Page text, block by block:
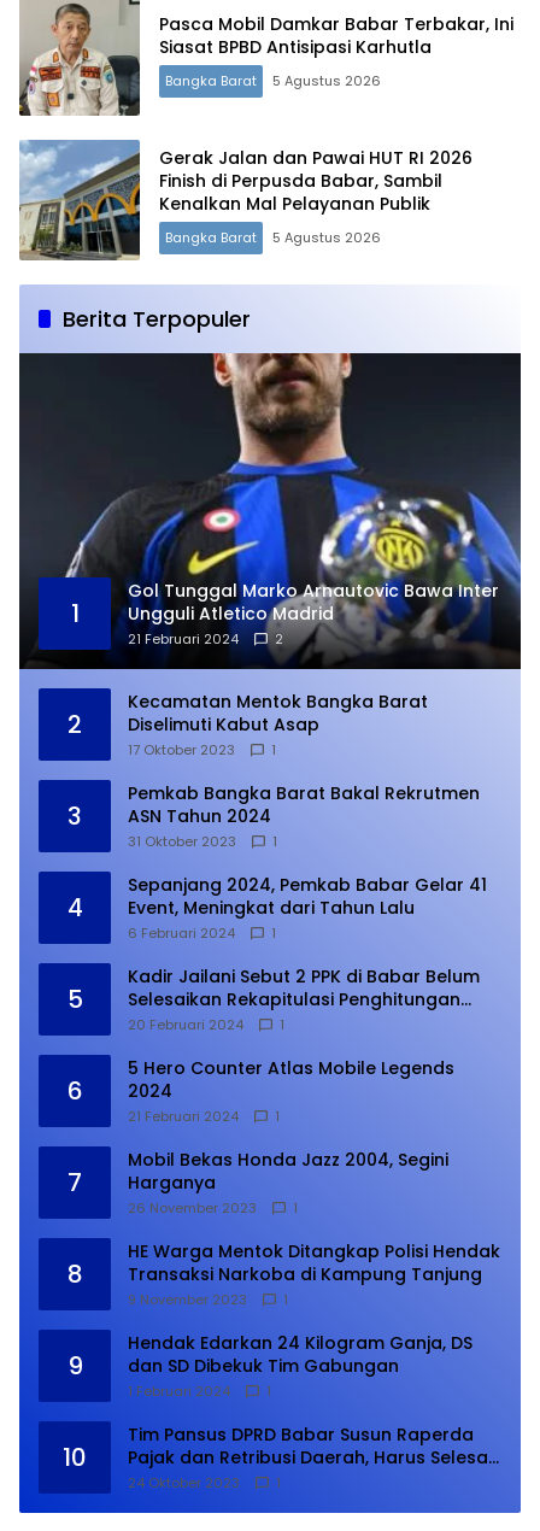
Pasca Mobil Damkar Babar Terbakar, Ini
Siasat BPBD Antisipasi Karhutla
Bangka Barat 5 Agustus 2026
Gerak Jalan dan Pawai HUT RI 2026
Finish di Perpusda Babar, Sambil
Kenalkan Mal Pelayanan Publik
Bangka Barat 5 Agustus 2026
Berita Terpopuler
1
Gol Tunggal Marko Arnautovic Bawa Inter
Ungguli Atletico Madrid
21 Februari 2024 2
2
Kecamatan Mentok Bangka Barat
Diselimuti Kabut Asap
17 Oktober 2023 1
3
Pemkab Bangka Barat Bakal Rekrutmen
ASN Tahun 2024
31 Oktober 2023 1
4
Sepanjang 2024, Pemkab Babar Gelar 41
Event, Meningkat dari Tahun Lalu
6 Februari 2024 1
5
Kadir Jailani Sebut 2 PPK di Babar Belum
Selesaikan Rekapitulasi Penghitungan
Suara
20 Februari 2024 1
6
5 Hero Counter Atlas Mobile Legends
2024
21 Februari 2024 1
7
Mobil Bekas Honda Jazz 2004, Segini
Harganya
26 November 2023 1
8
HE Warga Mentok Ditangkap Polisi Hendak
Transaksi Narkoba di Kampung Tanjung
9 November 2023 1
9
Hendak Edarkan 24 Kilogram Ganja, DS
dan SD Dibekuk Tim Gabungan
1 Februari 2024 1
10
Tim Pansus DPRD Babar Susun Raperda
Pajak dan Retribusi Daerah, Harus Selesai
Januari 2024
24 Oktober 2023 1